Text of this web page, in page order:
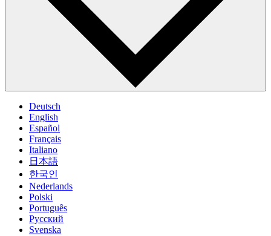
Deutsch
English
Español
Français
Italiano
日本語
한국인
Nederlands
Polski
Português
Pусский
Svenska